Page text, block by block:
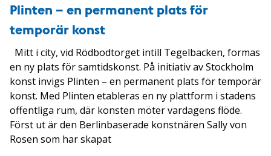
Plinten – en permanent plats för
temporär konst
Mitt i city, vid Rödbodtorget intill Tegelbacken, formas
en ny plats för samtidskonst. På initiativ av Stockholm
konst invigs Plinten – en permanent plats för temporär
konst. Med Plinten etableras en ny plattform i stadens
offentliga rum, där konsten möter vardagens flöde.
Först ut är den Berlinbaserade konstnären Sally von
Rosen som har skapat